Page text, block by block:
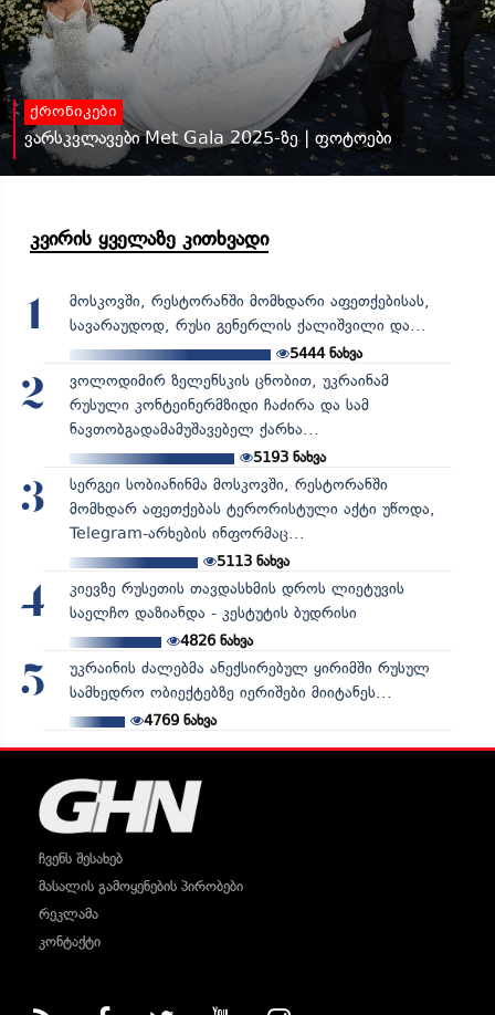
ქრონიკები
ვარსკვლავები Met Gala 2025-ზე | ფოტოები
კვირის ყველაზე კითხვადი
1
მოსკოვში, რესტორანში მომხდარი აფეთქებისას,
სავარაუდოდ, რუსი გენერლის ქალიშვილი და...
5444ნახვა
2
ვოლოდიმირ ზელენსკის ცნობით, უკრაინამ
რუსული კონტეინერმზიდი ჩაძირა და სამ
ნავთობგადამამუშავებელ ქარხა...
5193ნახვა
3
სერგეი სობიანინმა მოსკოვში, რესტორანში
მომხდარ აფეთქებას ტერორისტული აქტი უწოდა,
Telegram-არხების ინფორმაც...
5113ნახვა
4
კიევზე რუსეთის თავდასხმის დროს ლიეტუვის
საელჩო დაზიანდა - კესტუტის ბუდრისი
4826ნახვა
5
უკრაინის ძალებმა ანექსირებულ ყირიმში რუსულ
სამხედრო ობიექტებზე იერიშები მიიტანეს...
4769ნახვა
ჩვენს შესახებ
მასალის გამოყენების პირობები
რეკლამა
კონტაქტი